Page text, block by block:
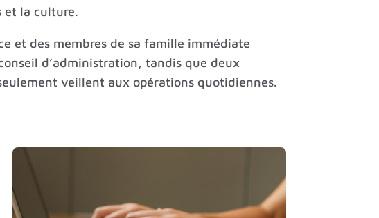
et la culture.
et des membres de sa famille immédiate
d’administration, tandis que deux
veillent aux opérations quotidiennes.